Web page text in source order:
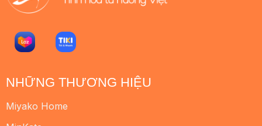
NHỮNG THƯƠNG HIỆU
Miyako Home